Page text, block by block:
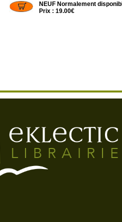
NEUF Normalement
Prix : 19.00€